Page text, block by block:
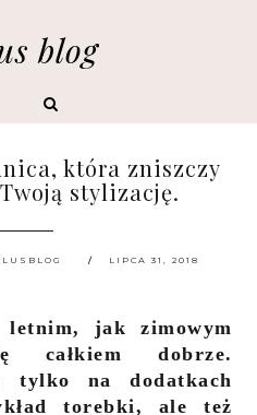
blog
która zniszczy
stylizację.
LIPCA 31, 2018
letnim, jak zimowym
całkiem dobrze.
tylko na dodatkach
torebki, ale też